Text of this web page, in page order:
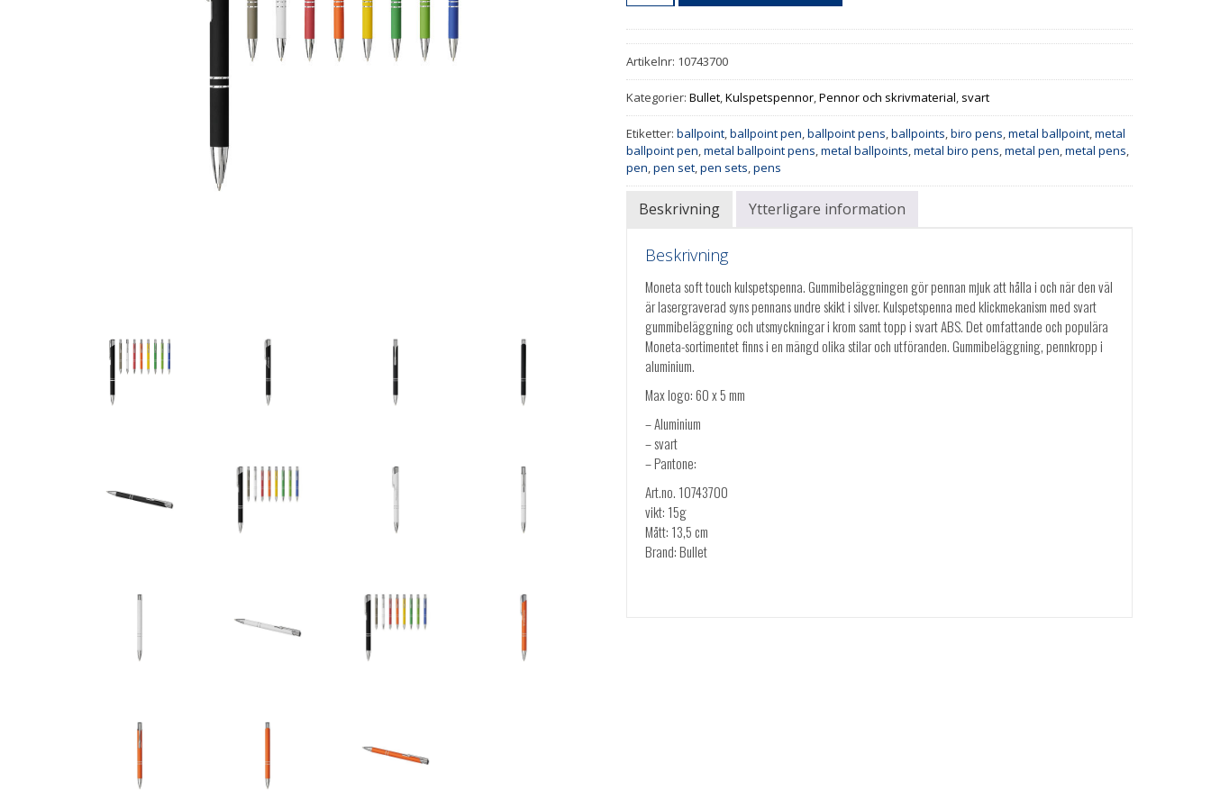
Artikelnr: 10743700
Kategorier:Bullet,Kulspetspennor,Pennor och skrivmaterial, svart
Etiketter:ballpoint,ballpoint pen,ballpoint pens,ballpoints,biro pens,metal ballpoint,metal
ballpoint pen,metal ballpoint pens,metal ballpoints,metal biro pens,metal pen,metal pens,
pen,pen set,pen sets,pens
Beskrivning Ytterligare information
Beskrivning
Moneta soft touch kulspetspenna. Gummibeläggningen gör pennan mjuk att hålla i och när den väl
är lasergraverad syns pennans undre skikt i silver. Kulspetspenna med klickmekanism med svart
gummibeläggning och utsmyckningar i krom samt topp i svart ABS. Det omfattande och populära
Moneta-sortimentet finns i en mängd olika stilar och utföranden. Gummibeläggning, pennkropp i
aluminium.
Max logo: 60 x 5 mm
– Aluminium
– svart
– Pantone:
Art.no. 10743700
vikt: 15g
Mått: 13,5 cm
Brand: Bullet